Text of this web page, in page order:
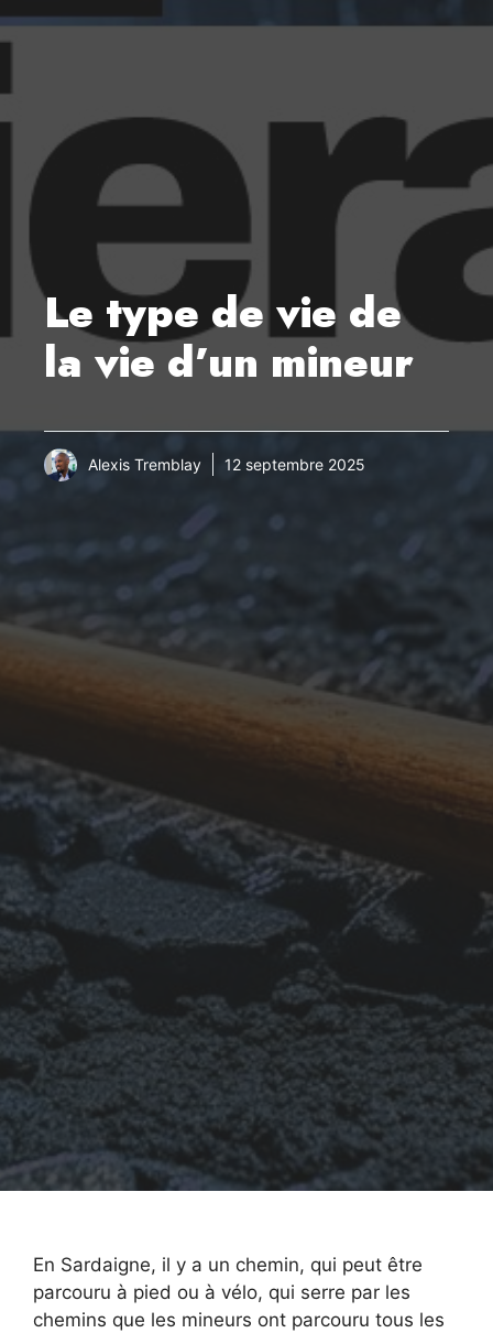
Le type de vie de
la vie d’un mineur
Alexis Tremblay 12 septembre 2025
En Sardaigne, il y a un chemin, qui peut être
parcouru à pied ou à vélo, qui serre par les
chemins que les mineurs ont parcouru tous les